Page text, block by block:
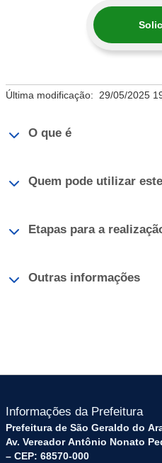
Última modificação: 29/05/2025
O que é
Quem pode utilizar
Etapas para a
Outras informações
Informações da Prefeitura
Prefeitura de São Geraldo do
Av. Vereador Antônio Nonato
– CEP: 68570-000